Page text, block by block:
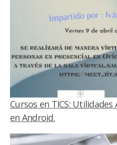
Cursos en TICS:
en Android.